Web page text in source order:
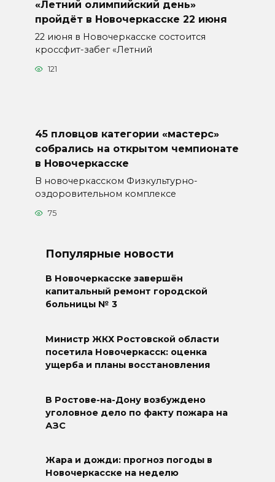
«Летний олимпийский день»
пройдёт в Новочеркасске 22 июня
22 июня в Новочеркасске состоится
кроссфит-забег «Летний
121
45 пловцов категории «мастерс»
собрались на открытом чемпионате
в Новочеркасске
В новочеркасском Физкультурно-
оздоровительном комплексе
75
Популярные новости
В Новочеркасске завершён
капитальный ремонт городской
больницы № 3
Министр ЖКХ Ростовской области
посетила Новочеркасск: оценка
ущерба и планы восстановления
В Ростове-на-Дону возбуждено
уголовное дело по факту пожара на
АЗС
Жара и дожди: прогноз погоды в
Новочеркасске на неделю